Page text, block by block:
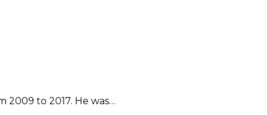
2009 to 2017. He was…